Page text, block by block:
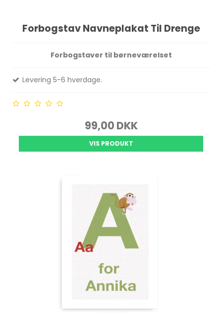
Forbogstav Navneplakat Til Drenge
Forbogstaver til børneværelset
Levering 5-6 hverdage.
99,00 DKK
VIS PRODUKT